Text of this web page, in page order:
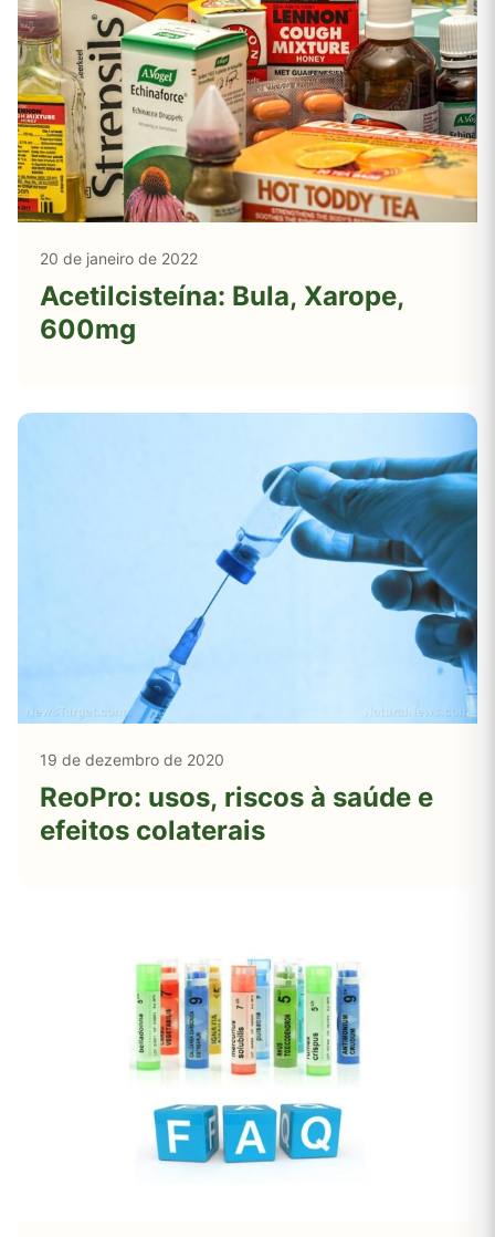
20 de janeiro de 2022
Acetilcisteína: Bula, Xarope,
600mg
19 de dezembro de 2020
ReoPro: usos, riscos à saúde e
efeitos colaterais